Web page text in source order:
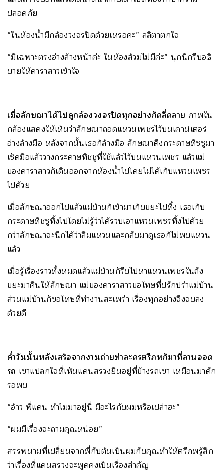
ปลอดภัย
“ในห้องน้ำมีกล้องวงจรปิดด้วยเหรอคะ” ลลิตาตกใจ
“มีเฉพาะตรงอ่างล้างหน้าค่ะ ในห้องส้วมไม่มีค่ะ” นุกนิกรีบอธิ
บายให้ดาราสาวเข้าใจ
เมื่อลักษณาได้ไปดูกล้องวงจรปิดทุกอย่างก็คลี่คลาย ภาพใน
กล้องแสดงให้เห็นว่าลักษณาถอดแหวนเพชรไว้บนเคาน์เตอร์
อ่างล้างมือ หลังจากนั้นเธอก็ล้างมือ ลักษณาดึงกระดาษทิชชูมา
เช็ดมือแล้ววางกระดาษทิชชูที่ใช้แล้วไว้บนแหวนเพชร แล้วแม่
ของดาราสาวก็เดินออกจากห้องน้ำไปโดยไม่ได้เก็บแหวนเพชร
ไปด้วย
เมื่อลักษณาออกไปแล้วแม่บ้านก็เข้ามาเก็บขยะไปทิ้ง เธอเก็บ
กระดาษทิชชูทิ้งไปโดยไม่รู้ว่าได้รวบเอาแหวนเพชรทิ้งไปด้วย
กว่าลักษณาจะนึกได้ว่าลืมแหวนและกลับมาดูเธอก็ไม่พบแหวน
แล้ว
เมื่อรู้เรื่องราวทั้งหมดแล้วแม่บ้านก็รีบไปหาแหวนเพชรในถัง
ขยะมาคืนให้ลักษณา แม่ของดาราสาวขอโทษที่ปรักปรำแม่บ้าน
ส่วนแม่บ้านก็ขอโทษที่ทำงานสะเพร่า เรื่องทุกอย่างจึงจบลง
ด้วยดี
ค่ำวันนั้นหลังเสร็จจากงานถ่ายทำละครตรีภพก็มาที่ลานจอด
รถ เขาแปลกใจที่เห็นแดนสรวงยืนอยู่ที่ข้างรถเขา เหมือนมาดัก
รอพบ
“อ้าว พี่แดน ทำไมมาอยู่นี่ มีอะไรกับผมหรือเปล่าฮะ”
“ผมมีเรื่องจะถามคุณหน่อย”
สรรพนามที่เปลี่ยนจากพี่กับต้นเป็นผมกับคุณทำให้ตรีภพรู้สึก
ว่าเรื่องที่แดนสรวงจะพูดคงเป็นเรื่องสำคัญ